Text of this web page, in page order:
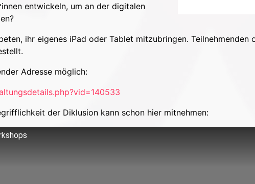
entwickeln, um an der digitalen
ihr eigenes iPad oder Tablet mitzubringen. Teilnehmenden
Adresse möglich:
der Diklusion kann schon hier mitnehmen: